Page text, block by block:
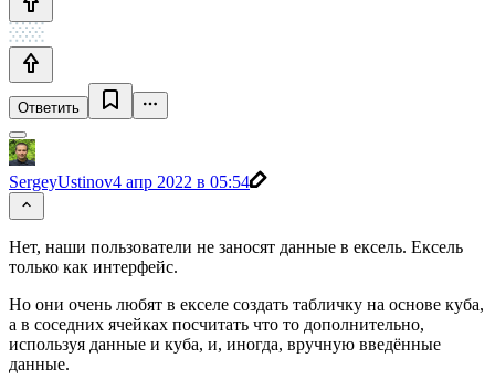
Ответить
SergeyUstinov4 апр 2022 в 05:54
Нет, наши пользователи не заносят данные в ексель. Ексель
только как интерфейс.
Но они очень любят в екселе создать табличку на основе куба,
а в соседних ячейках посчитать что то дополнительно,
используя данные и куба, и, иногда, вручную введённые
данные.